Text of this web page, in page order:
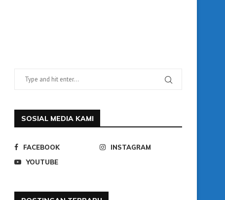
SOSIAL MEDIA KAMI
FACEBOOK
INSTAGRAM
YOUTUBE